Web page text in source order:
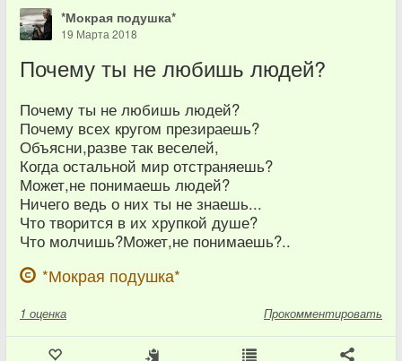
*Мокрая подушка*
19 Марта 2018
Почему ты не любишь людей?
Почему ты не любишь людей?
Почему всех кругом презираешь?
Объясни,разве так веселей,
Когда остальной мир отстраняешь?
Может,не понимаешь людей?
Ничего ведь о них ты не знаешь...
Что творится в их хрупкой душе?
Что молчишь?Может,не понимаешь?..
*Мокрая подушка*
1 оценка Прокомментировать